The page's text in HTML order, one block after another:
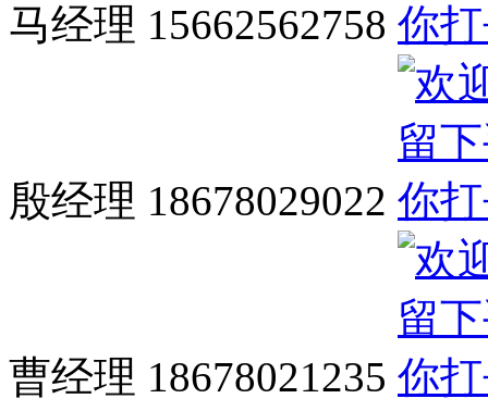
马经理 15662562758
殷经理 18678029022
曹经理 18678021235